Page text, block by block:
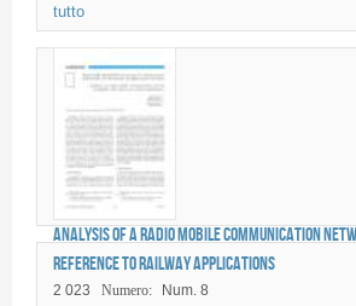
tutto
Analysis of a radio mobile communication
reference to railway applications
2 023 Numero: Num. 8